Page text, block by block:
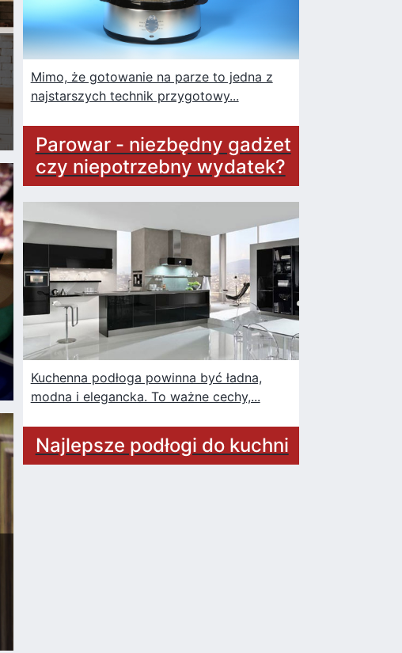
Mimo, że gotowanie na parze to jedna z
najstarszych technik przygotowy...
Parowar - niezbędny gadżet
czy niepotrzebny wydatek?
Kuchenna podłoga powinna być ładna,
modna i elegancka. To ważne cechy,...
Najlepsze podłogi do kuchni